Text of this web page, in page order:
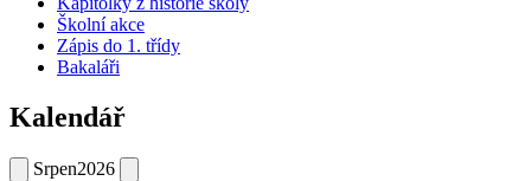
Školní akce
Zápis do 1. třídy
Bakaláři
Kalendář
Srpen2026